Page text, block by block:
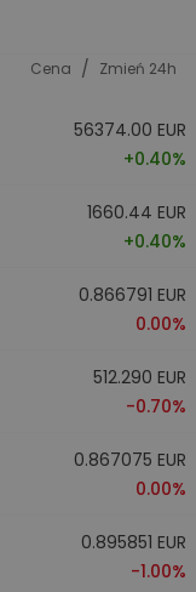
Cena / Zmień 24h
56374.00 EUR
+0.40%
1660.44 EUR
+0.40%
0.866791 EUR
0.00%
512.290 EUR
-0.70%
0.867075 EUR
0.00%
0.895851 EUR
-1.00%